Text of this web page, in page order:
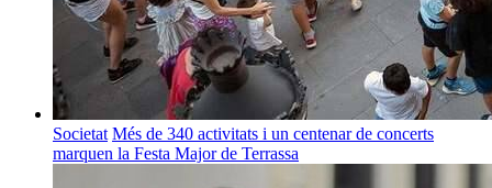
Societat Més de 340 activitats i un centenar de concerts
marquen la Festa Major de Terrassa